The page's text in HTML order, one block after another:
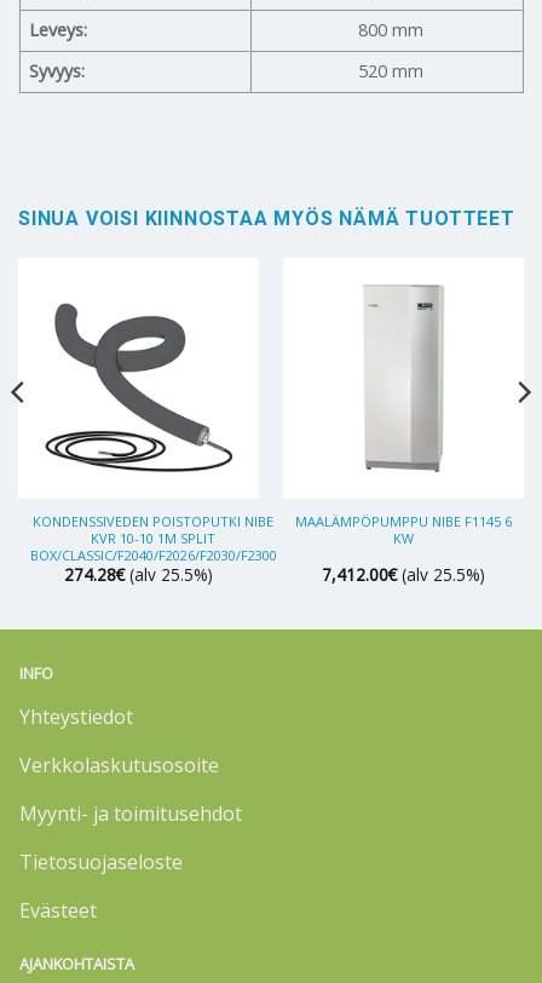
Leveys:
800 mm
Syvyys:
520 mm
SINUA VOISI KIINNOSTAA MYÖS NÄMÄ TUOTTEET
KONDENSSIVEDEN POISTOPUTKI NIBE
KVR 10-10 1M SPLIT
BOX/CLASSIC/F2040/F2026/F2030/F2300
274.28€ (alv 25.5%)
MAALÄMPÖPUMPPU NIBE F1145 6
KW
7,412.00€ (alv 25.5%)
INFO
Yhteystiedot
Verkkolaskutusosoite
Myynti- ja toimitusehdot
Tietosuojaseloste
Evästeet
AJANKOHTAISTA